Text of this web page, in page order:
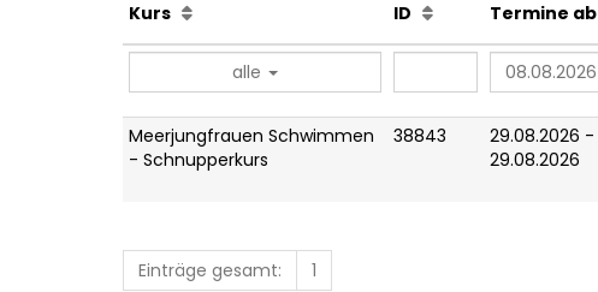
Kurs
ID Termine ab
alle
Meerjungfrauen Schwimmen
- Schnupperkurs
38843
29.08.2026 -
29.08.2026
Einträge gesamt: 1